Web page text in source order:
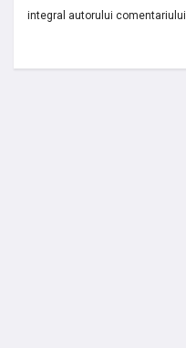
integral autorului comentariului.